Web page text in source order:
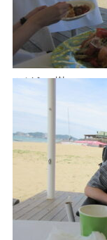
ぶどうの樹